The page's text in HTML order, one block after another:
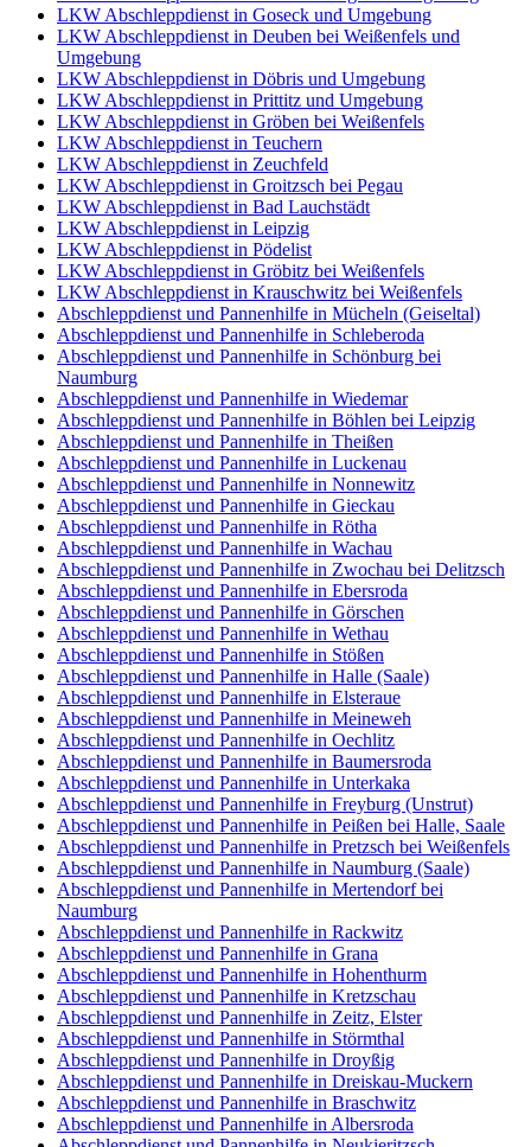
LKW Abschleppdienst in Goseck und Umgebung
LKW Abschleppdienst in Deuben bei Weißenfels und
Umgebung
LKW Abschleppdienst in Döbris und Umgebung
LKW Abschleppdienst in Prittitz und Umgebung
LKW Abschleppdienst in Gröben bei Weißenfels
LKW Abschleppdienst in Teuchern
LKW Abschleppdienst in Zeuchfeld
LKW Abschleppdienst in Groitzsch bei Pegau
LKW Abschleppdienst in Bad Lauchstädt
LKW Abschleppdienst in Leipzig
LKW Abschleppdienst in Pödelist
LKW Abschleppdienst in Gröbitz bei Weißenfels
LKW Abschleppdienst in Krauschwitz bei Weißenfels
Abschleppdienst und Pannenhilfe in Mücheln (Geiseltal)
Abschleppdienst und Pannenhilfe in Schleberoda
Abschleppdienst und Pannenhilfe in Schönburg bei
Naumburg
Abschleppdienst und Pannenhilfe in Wiedemar
Abschleppdienst und Pannenhilfe in Böhlen bei Leipzig
Abschleppdienst und Pannenhilfe in Theißen
Abschleppdienst und Pannenhilfe in Luckenau
Abschleppdienst und Pannenhilfe in Nonnewitz
Abschleppdienst und Pannenhilfe in Gieckau
Abschleppdienst und Pannenhilfe in Rötha
Abschleppdienst und Pannenhilfe in Wachau
Abschleppdienst und Pannenhilfe in Zwochau bei Delitzsch
Abschleppdienst und Pannenhilfe in Ebersroda
Abschleppdienst und Pannenhilfe in Görschen
Abschleppdienst und Pannenhilfe in Wethau
Abschleppdienst und Pannenhilfe in Stößen
Abschleppdienst und Pannenhilfe in Halle (Saale)
Abschleppdienst und Pannenhilfe in Elsteraue
Abschleppdienst und Pannenhilfe in Meineweh
Abschleppdienst und Pannenhilfe in Oechlitz
Abschleppdienst und Pannenhilfe in Baumersroda
Abschleppdienst und Pannenhilfe in Unterkaka
Abschleppdienst und Pannenhilfe in Freyburg (Unstrut)
Abschleppdienst und Pannenhilfe in Peißen bei Halle, Saale
Abschleppdienst und Pannenhilfe in Pretzsch bei Weißenfels
Abschleppdienst und Pannenhilfe in Naumburg (Saale)
Abschleppdienst und Pannenhilfe in Mertendorf bei
Naumburg
Abschleppdienst und Pannenhilfe in Rackwitz
Abschleppdienst und Pannenhilfe in Grana
Abschleppdienst und Pannenhilfe in Hohenthurm
Abschleppdienst und Pannenhilfe in Kretzschau
Abschleppdienst und Pannenhilfe in Zeitz, Elster
Abschleppdienst und Pannenhilfe in Störmthal
Abschleppdienst und Pannenhilfe in Droyßig
Abschleppdienst und Pannenhilfe in Dreiskau-Muckern
Abschleppdienst und Pannenhilfe in Braschwitz
Abschleppdienst und Pannenhilfe in Albersroda